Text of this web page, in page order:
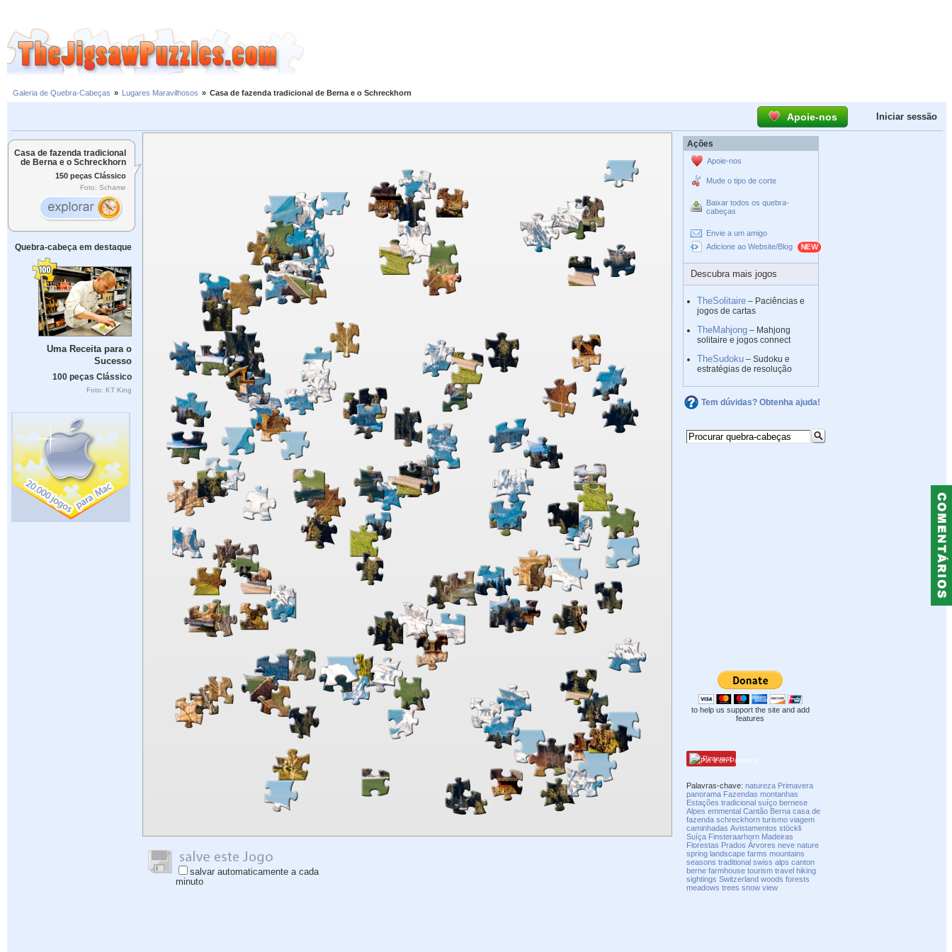
Galeria de Quebra-Cabeças » Lugares Maravilhosos » Casa de fazenda tradicional de Berna e o Schreckhorn
Apoie-nos Iniciar sessão
Casa de fazenda tradicional
de Berna e o Schreckhorn
150 peças Clássico
Foto: Schame
Quebra-cabeça em destaque
Uma Receita para o
Sucesso
100 peças Clássico
Foto: KT King
salvar automaticamente a cada
minuto
Ações
Apoie-nos
Mude o tipo de corte
Baixar todos os quebra-
cabeças
Envie a um amigo
Adicione ao Website/Blog
Descubra mais jogos
TheSolitaire – Paciências e
jogos de cartas
TheMahjong – Mahjong
solitaire e jogos connect
TheSudoku – Sudoku e
estratégias de resolução
Tem dúvidas? Obtenha ajuda!
to help us support the site and add
features
Pinterest
Palavras-chave:natureza Primavera
panorama Fazendas montanhas
Estações tradicional suíço bernese
Alpes emmental Cantão Berna casa de
fazenda schreckhorn turismo viagem
caminhadas Avistamentos stöckli
Suíça Finsteraarhorn Madeiras
Florestas Prados Árvores neve nature
spring landscape farms mountains
seasons traditional swiss alps canton
berne farmhouse tourism travel hiking
sightings Switzerland woods forests
meadows trees snow view